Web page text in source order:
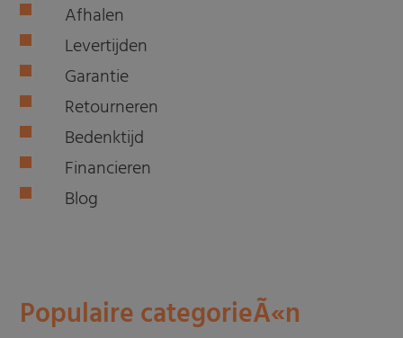
Afhalen
Levertijden
Garantie
Retourneren
Bedenktijd
Financieren
Blog
Populaire categorieÃ«n